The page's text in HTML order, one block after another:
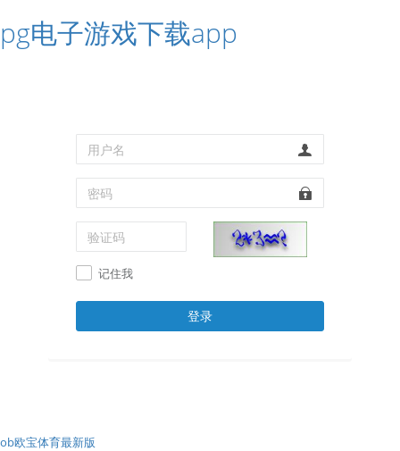
pg电子游戏下载app
记住我
登录
ob欧宝体育最新版